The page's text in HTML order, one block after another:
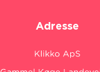
Adresse